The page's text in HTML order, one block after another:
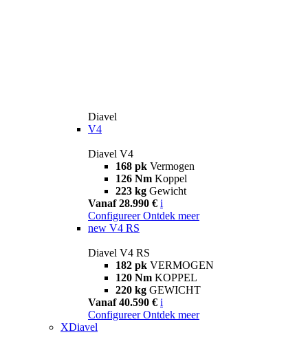
Diavel
V4
Diavel V4
168 pk Vermogen
126 Nm Koppel
223 kg Gewicht
Vanaf 28.990 € i
Configureer Ontdek meer
new V4 RS
Diavel V4 RS
182 pk VERMOGEN
120 Nm KOPPEL
220 kg GEWICHT
Vanaf 40.590 € i
Configureer Ontdek meer
XDiavel